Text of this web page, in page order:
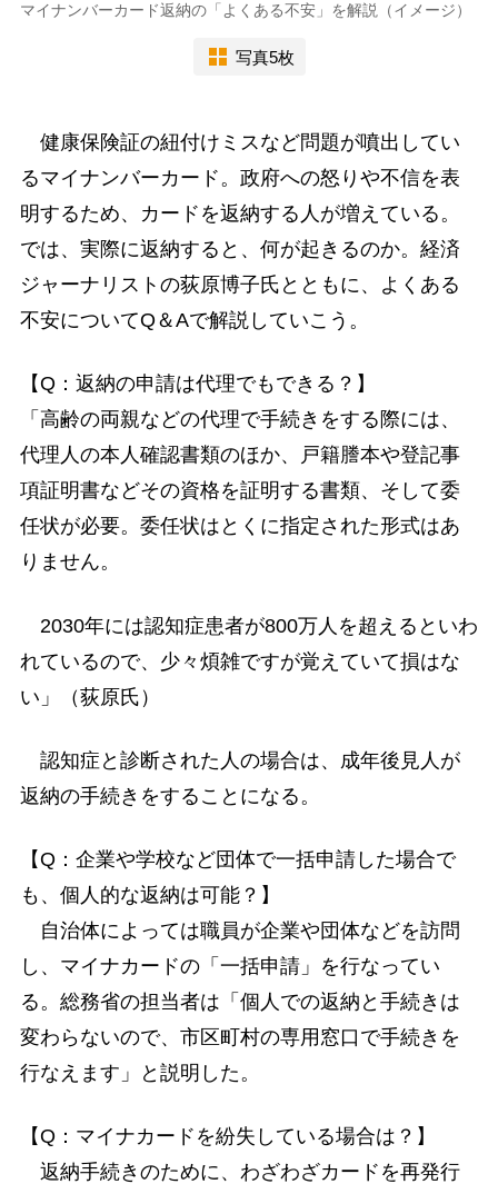
マイナンバーカード返納の「よくある不安」を解説（イメージ）
写真5枚
健康保険証の紐付けミスなど問題が噴出してい
るマイナンバーカード。政府への怒りや不信を表
明するため、カードを返納する人が増えている。
では、実際に返納すると、何が起きるのか。経済
ジャーナリストの荻原博子氏とともに、よくある
不安についてQ＆Aで解説していこう。
【Q：返納の申請は代理でもできる？】
「高齢の両親などの代理で手続きをする際には、
代理人の本人確認書類のほか、戸籍謄本や登記事
項証明書などその資格を証明する書類、そして委
任状が必要。委任状はとくに指定された形式はあ
りません。
2030年には認知症患者が800万人を超えるといわ
れているので、少々煩雑ですが覚えていて損はな
い」（荻原氏）
認知症と診断された人の場合は、成年後見人が
返納の手続きをすることになる。
【Q：企業や学校など団体で一括申請した場合で
も、個人的な返納は可能？】
自治体によっては職員が企業や団体などを訪問
し、マイナカードの「一括申請」を行なってい
る。総務省の担当者は「個人での返納と手続きは
変わらないので、市区町村の専用窓口で手続きを
行なえます」と説明した。
【Q：マイナカードを紛失している場合は？】
返納手続きのために、わざわざカードを再発行